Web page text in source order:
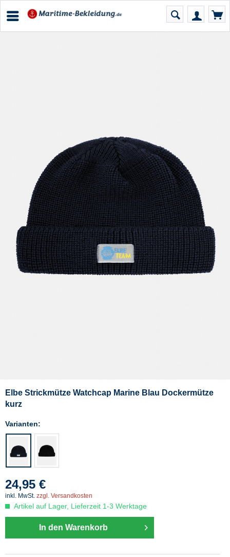
Elbe Strickmütze Watchcap Marine Blau Dockermütze
kurz
Varianten:
24,95 €
inkl. MwSt. zzgl. Versandkosten
Artikel auf Lager, Lieferzeit 1-3 Werktage
In den Warenkorb